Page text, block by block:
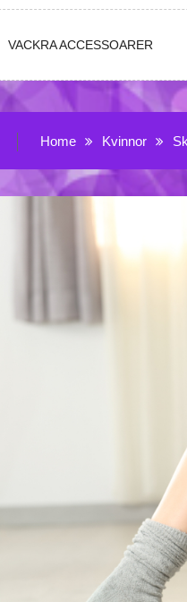
VACKRA ACCESSOARER
Home Kvinnor